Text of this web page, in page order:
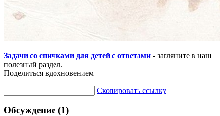
Задачи со спичками для детей с ответами - загляните в наш
полезный раздел.
Поделиться вдохновением
Скопировать ссылку
Обсуждение (1)